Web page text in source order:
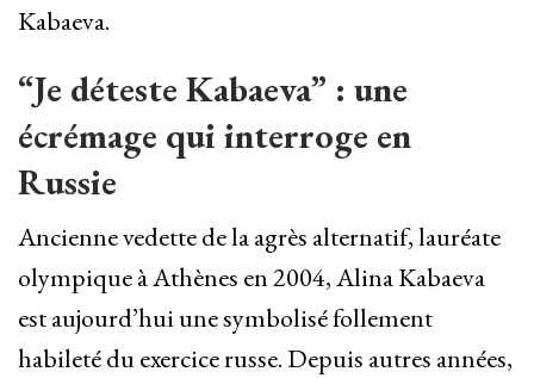
Kabaeva.
“Je déteste Kabaeva” : une
écrémage qui interroge en
Russie
Ancienne vedette de la agrès alternatif, lauréate
olympique à Athènes en 2004, Alina Kabaeva
est aujourd’hui une symbolisé follement
habileté du exercice russe. Depuis autres années,